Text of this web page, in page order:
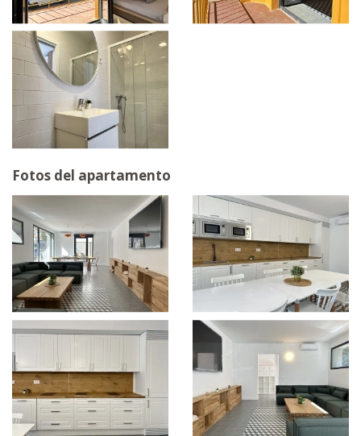
Fotos del apartamento